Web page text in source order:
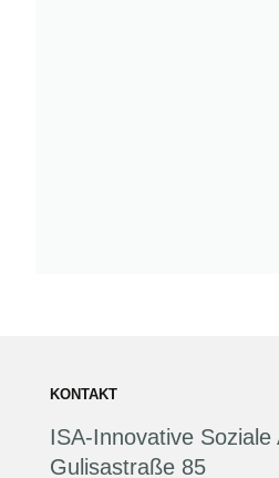
KONTAKT
ISA-Innovative Soziale
Gulisastraße 85